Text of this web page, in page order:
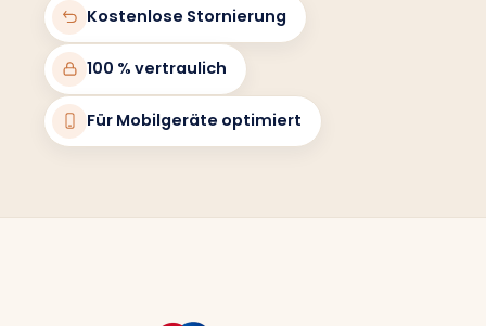
Kostenlose Stornierung
100 % vertraulich
Für Mobilgeräte optimiert